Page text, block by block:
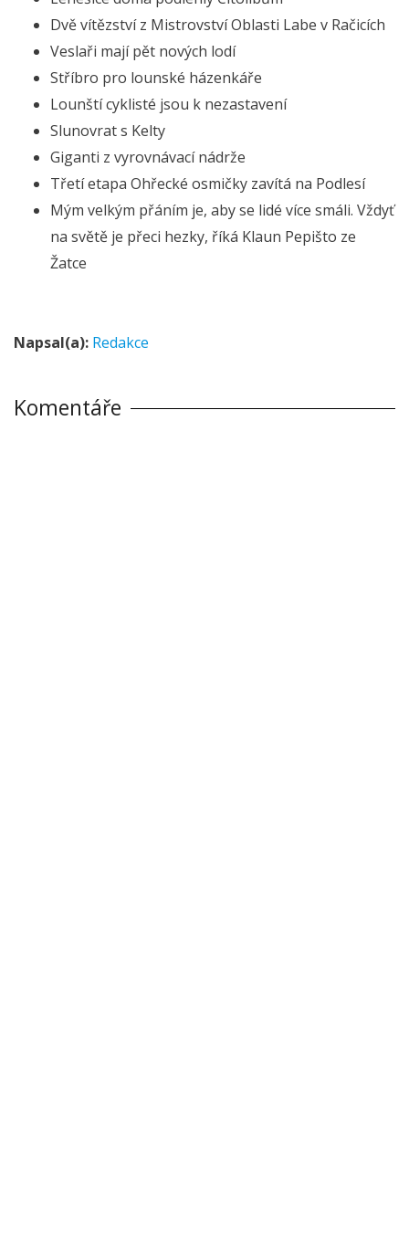
Dvě vítězství z Mistrovství Oblasti Labe v Račicích
Veslaři mají pět nových lodí
Stříbro pro lounské házenkáře
Lounští cyklisté jsou k nezastavení
Slunovrat s Kelty
Giganti z vyrovnávací nádrže
Třetí etapa Ohřecké osmičky zavítá na Podlesí
Mým velkým přáním je, aby se lidé více smáli. Vždyť
na světě je přeci hezky, říká Klaun Pepišto ze
Žatce
Napsal(a): Redakce
Komentáře